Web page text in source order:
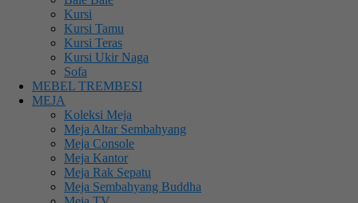
Kursi
Kursi Tamu
Kursi Teras
Kursi Ukir Naga
Sofa
MEBEL TREMBESI
MEJA
Koleksi Meja
Meja Altar Sembahyang
Meja Console
Meja Kantor
Meja Rak Sepatu
Meja Sembahyang Buddha